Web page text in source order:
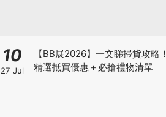
10
27 Jul
【BB展2026】一文睇掃貨攻略！
精選抵買優惠＋必搶禮物清單